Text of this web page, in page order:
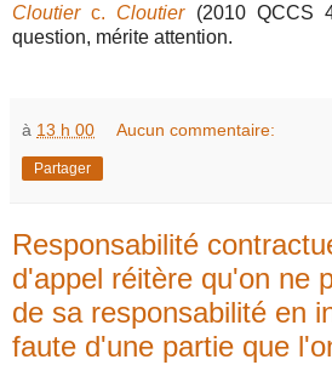
Cloutierc. Cloutier(2010 QCCS
question, mérite attention.
à 13 h 00 Aucun commentaire:
Partager
Responsabilité
d'appel réitère qu'on ne
de sa responsabilité en
faute d'une partie que